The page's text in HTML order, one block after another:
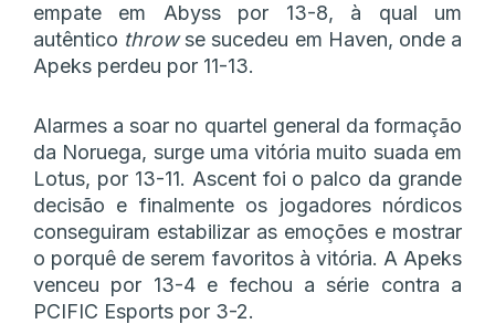
empate em Abyss por 13-8, à qual um
autêntico throwse sucedeu em Haven, onde a
Apeks perdeu por 11-13.
Alarmes a soar no quartel general da formação
da Noruega, surge uma vitória muito suada em
Lotus, por 13-11. Ascent foi o palco da grande
decisão e finalmente os jogadores nórdicos
conseguiram estabilizar as emoções e mostrar
o porquê de serem favoritos à vitória. A Apeks
venceu por 13-4 e fechou a série contra a
PCIFIC Esports por 3-2.